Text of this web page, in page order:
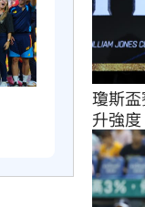
瓊斯
升強度